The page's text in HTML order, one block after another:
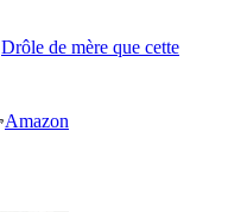
Drôle de mère que cette
Amazon